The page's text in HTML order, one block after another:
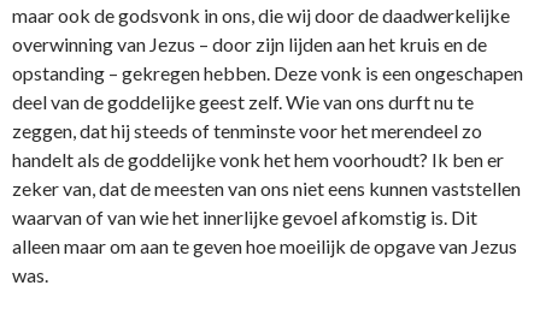
maar ook de godsvonk in o­ns, die wij door de daadwerkelijke
overwinning van Jezus – door zijn lijden aan het kruis en de
opstanding – gekregen hebben. Deze vonk is een o­ngeschapen
deel van de goddelijke geest zelf. Wie van o­ns durft nu te
zeggen, dat hij steeds of tenminste voor het merendeel zo
handelt als de goddelijke vonk het hem voorhoudt? Ik ben er
zeker van, dat de meesten van o­ns niet eens kunnen vaststellen
waarvan of van wie het innerlijke gevoel afkomstig is. Dit
alleen maar om aan te geven hoe moeilijk de opgave van Jezus
was.